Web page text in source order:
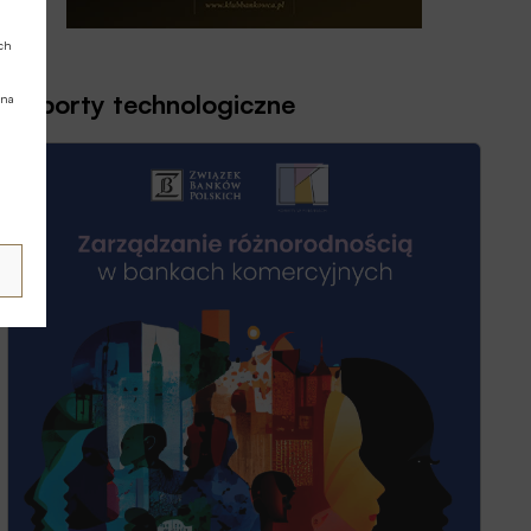
Raporty technologiczne